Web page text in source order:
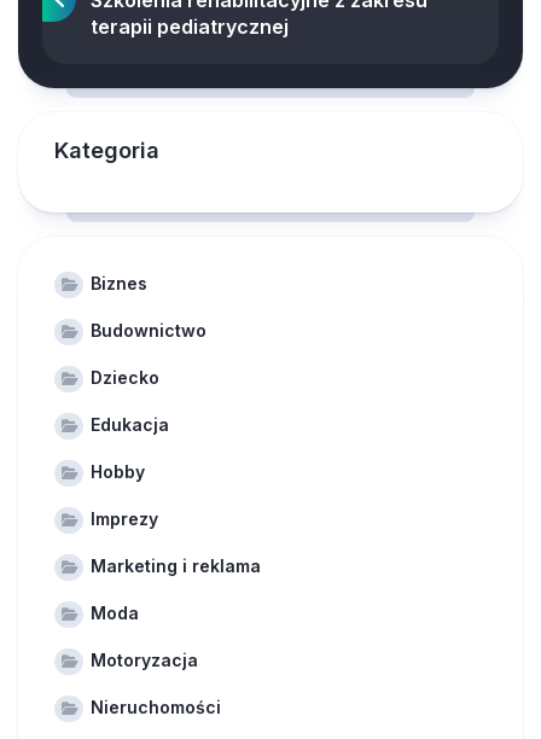
terapii pediatrycznej
Kategoria
Biznes
Budownictwo
Dziecko
Edukacja
Hobby
Imprezy
Marketing i reklama
Moda
Motoryzacja
Nieruchomości